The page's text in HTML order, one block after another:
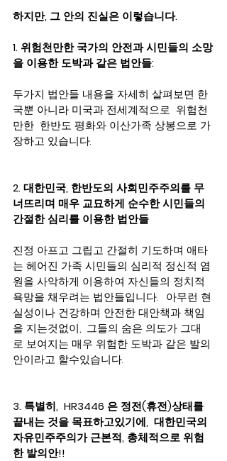
하지만, 그 안의 진실은 이렇습니다.
1. 위험천만한 국가의 안전과 시민들의 소망
을 이용한 도박과 같은 법안들:
두가지 법안들 내용을 자세히 살펴보면 한
국뿐 아니라 미국과 전세계적으로  위험천
만한  한반도 평화와 이산가족 상봉으로 가
장하고 있습니다.
2. 대한민국, 한반도의 사회민주주의를 무
너뜨리며 매우 교묘하게 순수한 시민들의
간절한 심리를 이용한 법안들
진정 아프고 그립고 간절히 기도하며 애타
는 헤어진 가족 시민들의 심리적 정신적 염
원을 사악하게 이용하여 자신들의 정치적
욕망을 채우려는 법안들입니다.   아무런 현
실성이나 건강하며 안전한 대안책과 책임
을 지는것없이,  그들의 숨은 의도가 그대
로 보여지는 매우 위험한 도박과 같은 발의
안이라고 할수있습니다.
3. 특별히,  HR3446 은 정전(휴전)상태를
끝내는 것을 목표하고있기에,  대한민국의
자유민주주의가 근본적, 총체적으로 위험
한 발의안!!